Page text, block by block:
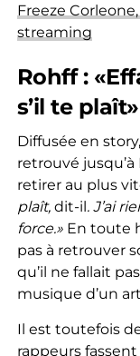
Freeze
streaming
Rohff :
s’il te plaît»
Diffusée en
retrouvé
retirer au plus
plaît, dit-il. J’ai
force.»En toute
pas à retrouver
qu’il ne fallait
musique d’un
Il est toutefois
rappeurs